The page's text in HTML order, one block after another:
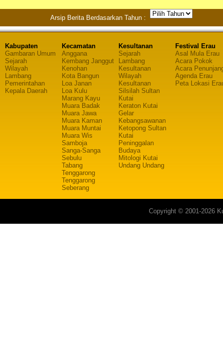
Arsip Berita Berdasarkan Tahun :
Kabupaten
Gambaran Umum
Sejarah
Wilayah
Lambang
Pemerintahan
Kepala Daerah
Kecamatan
Anggana
Kembang Janggut
Kenohan
Kota Bangun
Loa Janan
Loa Kulu
Marang Kayu
Muara Badak
Muara Jawa
Muara Kaman
Muara Muntai
Muara Wis
Samboja
Sanga-Sanga
Sebulu
Tabang
Tenggarong
Tenggarong
Seberang
Kesultanan
Sejarah
Lambang
Kesultanan
Wilayah
Kesultanan
Silsilah Sultan
Kutai
Keraton Kutai
Gelar
Kebangsawanan
Ketopong Sultan
Kutai
Peninggalan
Budaya
Mitologi Kutai
Undang Undang
Festival Erau
Asal Mula Erau
Acara Pokok
Acara
Agenda Erau
Peta Lokasi
Copyright © 2001-2026